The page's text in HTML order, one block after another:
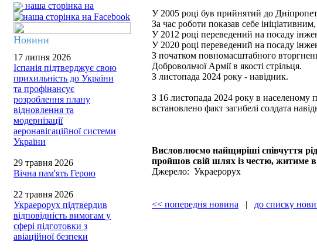
наша сторінка на
Новини
17 липня 2026
Іспанія підтверджує свою
прихильність до України
та профінансує
розроблення плану
відновлення та
модернізації
аеронавігаційної системи
України
29 травня 2026
Вічна пам'ять Герою
22 травня 2026
Украерорух підтвердив
відповідність вимогам у
сфері підготовки з
авіаційної безпеки
У 2005 році був прийнятий до
За час роботи показав себе
У 2012 році переведений на посаду
У 2020 році переведений на посаду
З початком повномасштабного
Добровольчої Армії в якості стрільця.
З листопада 2024 року - навідник.
З 16 листопада 2024 року в населеному
встановлено факт загибелі солдата
Висловлюємо найщиріші співчуття
пройшов свій шлях із честю, житиме
Джерело: Украерорух
<< попередня новина | до списку